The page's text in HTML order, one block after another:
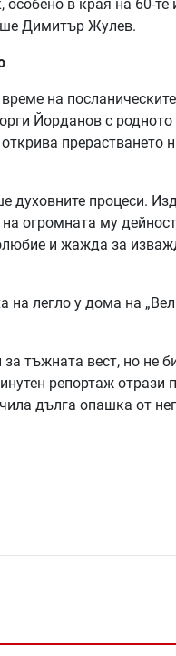
в края на 60-те
Димитър Жулев.
на
Йорданов с
прерастването
духовните процеси.
огромната му
и жажда за
на легло у дома на
тъжната вест, но не
репортаж отрази
дълга опашка от